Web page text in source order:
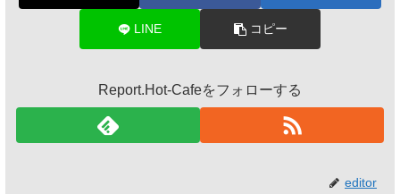
LINE コピー
Report.Hot-Cafeをフォローする
editor